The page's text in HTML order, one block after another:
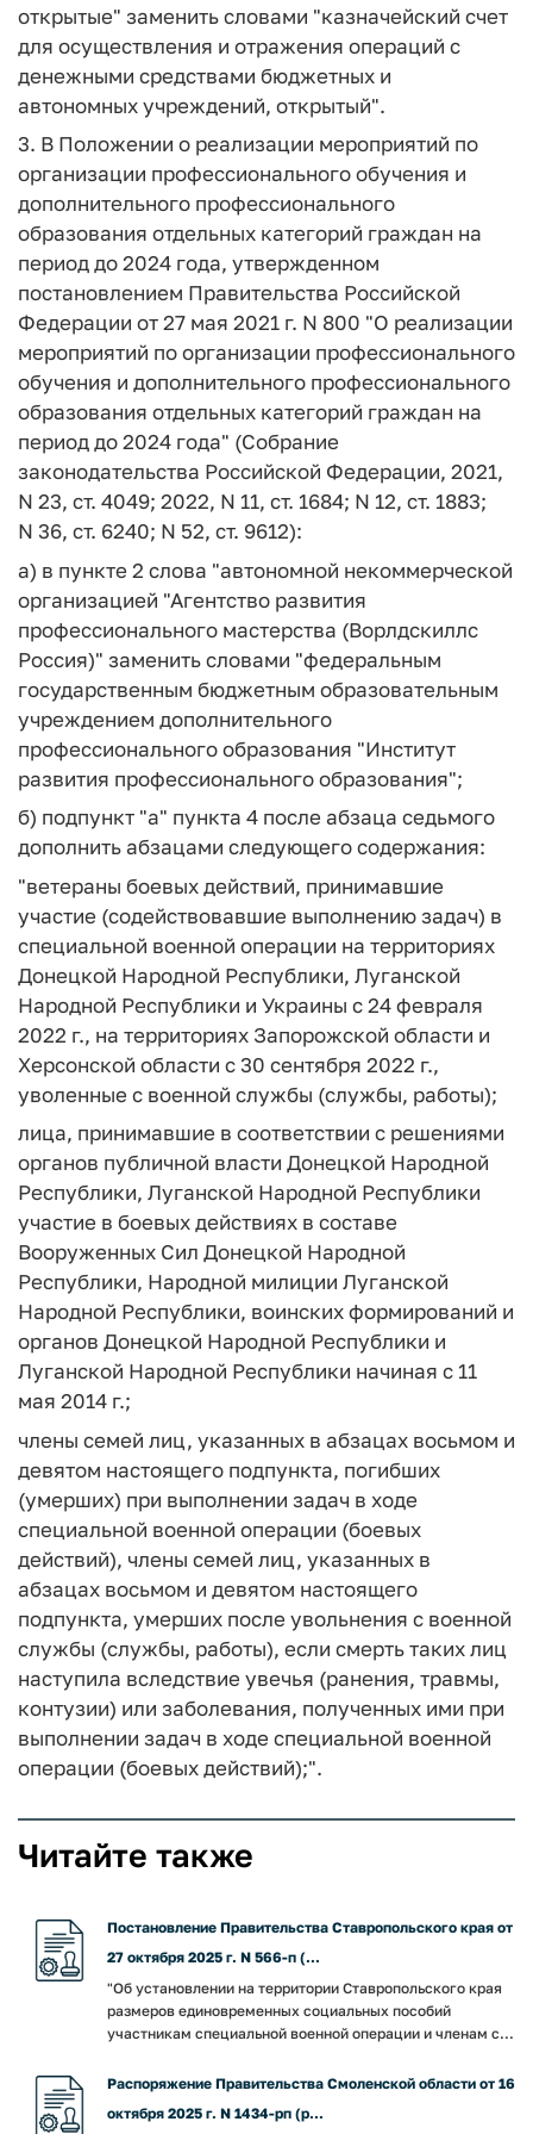
открытые" заменить словами "казначейский счет
для осуществления и отражения операций с
денежными средствами бюджетных и
автономных учреждений, открытый".
3. В Положении о реализации мероприятий по
организации профессионального обучения и
дополнительного профессионального
образования отдельных категорий граждан на
период до 2024 года, утвержденном
постановлением Правительства Российской
Федерации от 27 мая 2021 г. N 800 "О реализации
мероприятий по организации профессионального
обучения и дополнительного профессионального
образования отдельных категорий граждан на
период до 2024 года" (Собрание
законодательства Российской Федерации, 2021,
N 23, ст. 4049; 2022, N 11, ст. 1684; N 12, ст. 1883;
N 36, ст. 6240; N 52, ст. 9612):
а) в пункте 2 слова "автономной некоммерческой
организацией "Агентство развития
профессионального мастерства (Ворлдскиллс
Россия)" заменить словами "федеральным
государственным бюджетным образовательным
учреждением дополнительного
профессионального образования "Институт
развития профессионального образования";
б) подпункт "а" пункта 4 после абзаца седьмого
дополнить абзацами следующего содержания:
"ветераны боевых действий, принимавшие
участие (содействовавшие выполнению задач) в
специальной военной операции на территориях
Донецкой Народной Республики, Луганской
Народной Республики и Украины с 24 февраля
2022 г., на территориях Запорожской области и
Херсонской области с 30 сентября 2022 г.,
уволенные с военной службы (службы, работы);
лица, принимавшие в соответствии с решениями
органов публичной власти Донецкой Народной
Республики, Луганской Народной Республики
участие в боевых действиях в составе
Вооруженных Сил Донецкой Народной
Республики, Народной милиции Луганской
Народной Республики, воинских формирований и
органов Донецкой Народной Республики и
Луганской Народной Республики начиная с 11
мая 2014 г.;
члены семей лиц, указанных в абзацах восьмом и
девятом настоящего подпункта, погибших
(умерших) при выполнении задач в ходе
специальной военной операции (боевых
действий), члены семей лиц, указанных в
абзацах восьмом и девятом настоящего
подпункта, умерших после увольнения с военной
службы (службы, работы), если смерть таких лиц
наступила вследствие увечья (ранения, травмы,
контузии) или заболевания, полученных ими при
выполнении задач в ходе специальной военной
операции (боевых действий);".
Читайте также
Постановление Правительства Ставропольского края от
27 октября 2025 г. N 566-п (...
"Об установлении на территории Ставропольского края
размеров единовременных социальных пособий
участникам специальной военной операции и членам с...
Распоряжение Правительства Смоленской области от 16
октября 2025 г. N 1434-рп (р...